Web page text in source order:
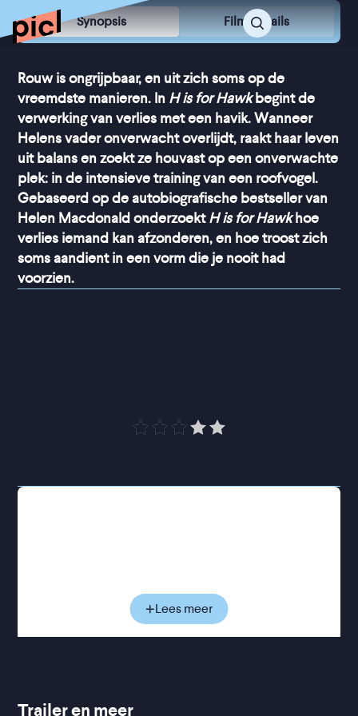
Synopsis Film Details
Rouw is ongrijpbaar, en uit zich soms op de
vreemdste manieren. In H is for Hawkbegint de
verwerking van verlies met een havik. Wanneer
Helens vader onverwacht overlijdt, raakt haar leven
uit balans en zoekt ze houvast op een onverwachte
plek: in de intensieve training van een roofvogel.
Gebaseerd op de autobiografische bestseller van
Helen Macdonald onderzoekt H is for Hawkhoe
verlies iemand kan afzonderen, en hoe troost zich
soms aandient in een vorm die je nooit had
voorzien.
Helen, docent aan de Universiteit van Cambridge,
steeds verder terug uit haar sociale leven, maar bijt
ze zich vast in een nieuw, onverwacht doel: het
trainen van een havik. Wat begint als afleiding,
Lees meer
Trailer en meer